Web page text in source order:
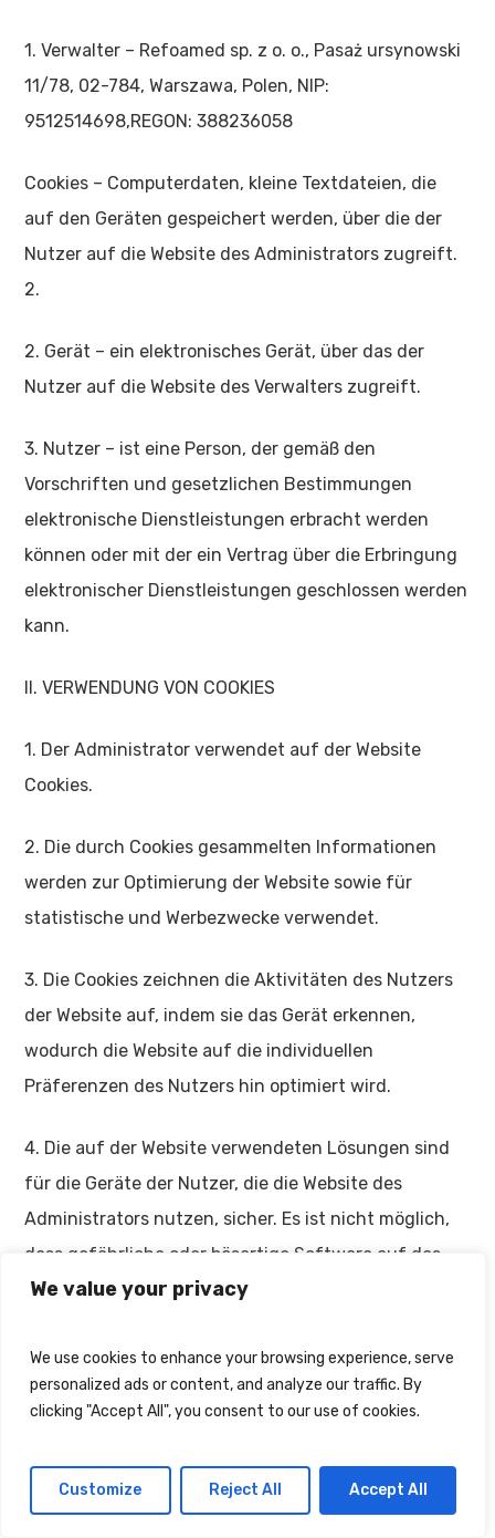
We value your privacy
We use cookies to enhance your browsing experience, serve
personalized ads or content, and analyze our traffic. By
clicking "Accept All", you consent to our use of cookies.
Customize Reject All Accept All
1. Verwalter – Refoamed sp. z o. o., Pasaż ursynowski
11/78, 02-784, Warszawa, Polen, NIP:
9512514698,REGON: 388236058
Cookies – Computerdaten, kleine Textdateien, die
auf den Geräten gespeichert werden, über die der
Nutzer auf die Website des Administrators zugreift.
2.
2. Gerät – ein elektronisches Gerät, über das der
Nutzer auf die Website des Verwalters zugreift.
3. Nutzer – ist eine Person, der gemäß den
Vorschriften und gesetzlichen Bestimmungen
elektronische Dienstleistungen erbracht werden
können oder mit der ein Vertrag über die Erbringung
elektronischer Dienstleistungen geschlossen werden
kann.
II. VERWENDUNG VON COOKIES
1. Der Administrator verwendet auf der Website
Cookies.
2. Die durch Cookies gesammelten Informationen
werden zur Optimierung der Website sowie für
statistische und Werbezwecke verwendet.
3. Die Cookies zeichnen die Aktivitäten des Nutzers
der Website auf, indem sie das Gerät erkennen,
wodurch die Website auf die individuellen
Präferenzen des Nutzers hin optimiert wird.
4. Die auf der Website verwendeten Lösungen sind
für die Geräte der Nutzer, die die Website des
Administrators nutzen, sicher. Es ist nicht möglich,
dass gefährliche oder bösartige Software auf das
Gerät des Nutzers gelangt.
5. Der Administrator verwendet zwei Arten von
Cookies:
Gerät des Nutzers gespeichert werden und dort
verbleiben, bis die Sitzung des jeweiligen Browsers